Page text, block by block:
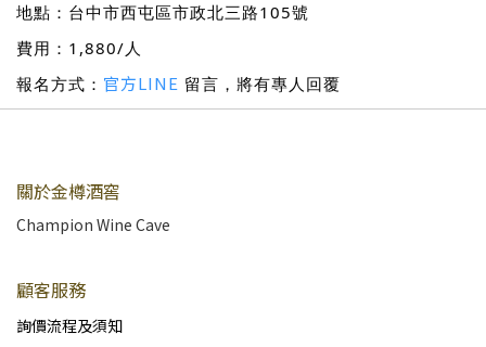
地點：台中市西屯區市政北三路105號
費用：1,880/人
報名方式： 官方LINE 留言，將有專人回覆
關於金樽酒窖
Champion Wine Cave
顧客服務
詢價流程及須知